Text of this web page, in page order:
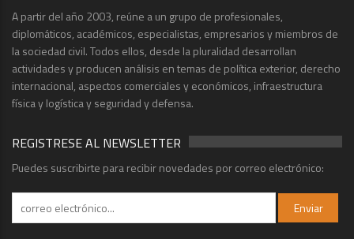
A partir del año 2003, reúne a un grupo de profesionales,
diplomáticos, académicos, especialistas, empresarios y miembros de
la sociedad civil. Todos ellos, desde la pluralidad desarrollan
actividades y producen análisis en temas de política exterior, derecho
internacional, aspectos comerciales y económicos, infraestructura
física y logística y seguridad y defensa.
REGISTRESE AL NEWSLETTER
Puedes suscribirte para recibir novedades por correo electrónico: